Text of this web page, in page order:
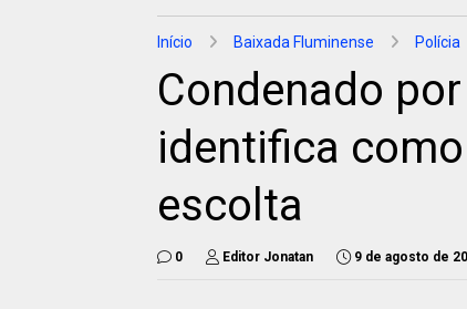
Início Baixada Fluminense Polícia
Condenado
identifica
escolta
0 Editor Jonatan 9 de agosto de